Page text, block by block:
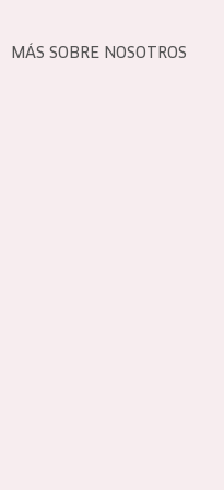
MÁS SOBRE NOSOTROS